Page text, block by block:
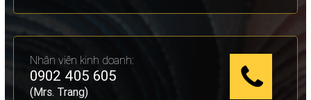
Nhân viên kinh doanh:
0902 405 605
(Mrs. Trang)